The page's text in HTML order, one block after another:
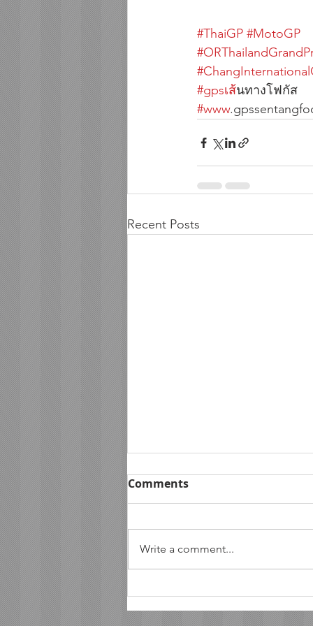
#ThaiGP #MotoGP
#gpsเสน
#www
Recent Posts
ฟอร์ดประกาศความพร้อมลุย
ศึกออฟโรด AXCR ปีที่ 4 ส่ง
Comments
Write a comment...